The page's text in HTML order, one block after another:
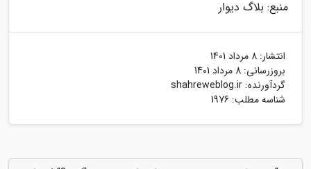
منبع: بلاگ دیوار
انتشار: 8 مرداد 1401
بروزرسانی: 8 مرداد 1401
گردآورنده: shahreweblog.ir
شناسه مطلب: 1976